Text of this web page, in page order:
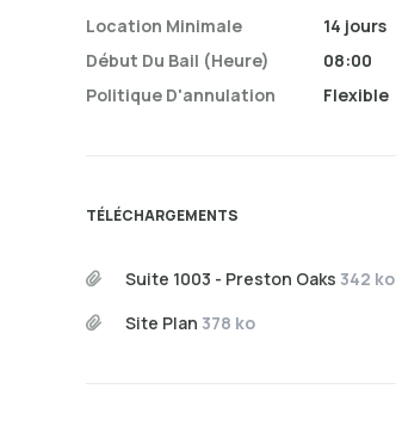
Location Minimale
Début Du Bail (heure)
Politique D'annulation
14 jours
08:00
Flexible
TÉLÉCHARGEMENTS
Suite 1003 - Preston Oaks 342 ko
Site Plan 378 ko